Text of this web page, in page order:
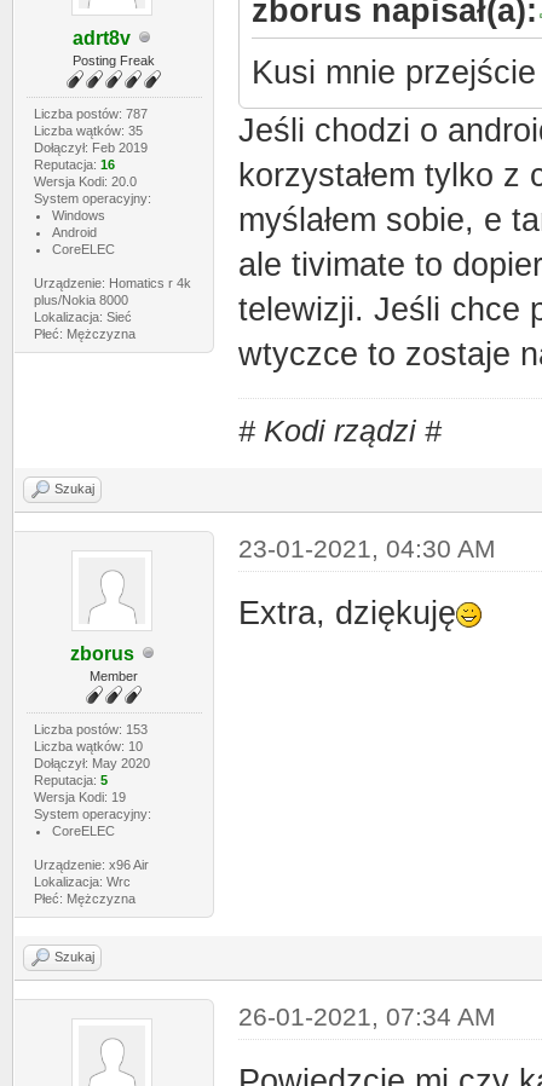
adrt8v
Posting Freak
Liczba postów: 787
Liczba wątków: 35
Dołączył: Feb 2019
Reputacja: 16
Wersja Kodi: 20.0
System operacyjny:
Windows
Android
CoreELEC
Urządzenie: Homatics r 4k
plus/Nokia 8000
Lokalizacja: Sieć
Płeć: Mężczyzna
zborus napisał(a):
Kusi mnie
Jeśli chodzi o
korzystałem tylko
myślałem sobie, e
ale tivimate to
telewizji. Jeśli chce
wtyczce to zostaje
# Kodi rządzi #
Szukaj
zborus
Member
Liczba postów: 153
Liczba wątków: 10
Dołączył: May 2020
Reputacja: 5
Wersja Kodi: 19
System operacyjny:
CoreELEC
Urządzenie: x96 Air
Lokalizacja: Wrc
Płeć: Mężczyzna
23-01-2021, 04:30 AM
Extra, dziękuję
Szukaj
26-01-2021, 07:34 AM